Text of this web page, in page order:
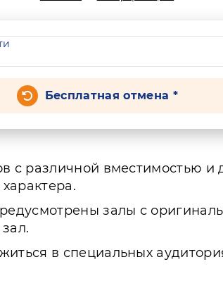
Бесплатная отмена *
с различной вместимостью
залы с
в специальных